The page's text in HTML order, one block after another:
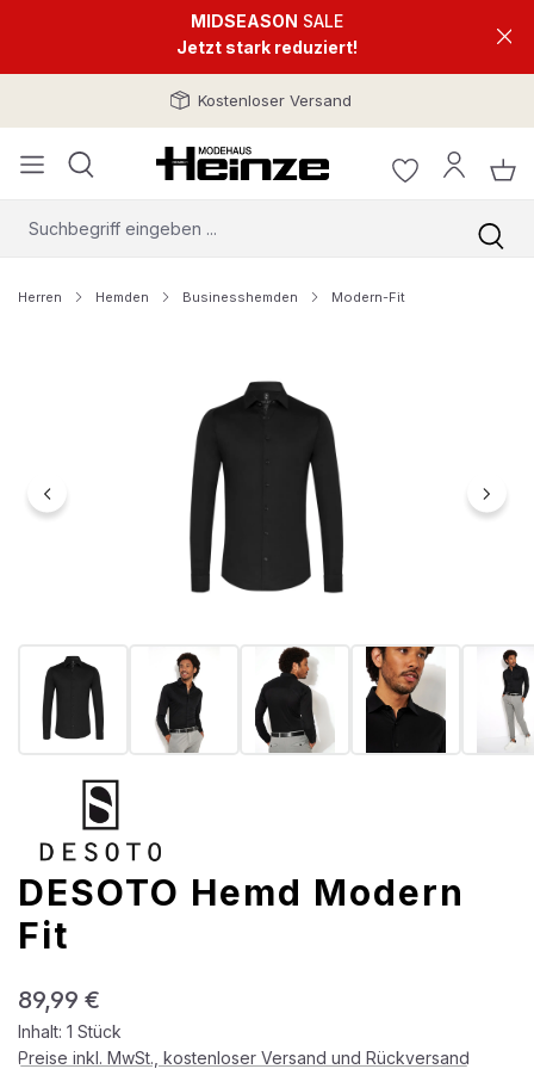
MIDSEASON SALE
Jetzt stark reduziert!
Kostenloser Versand
Herren Hemden Businesshemden Modern-Fit
DESOTO Hemd Modern
Fit
Regulärer Preis:
89,99 €
Inhalt: 1 Stück
Preise inkl. MwSt., kostenloser Versand und Rückversand